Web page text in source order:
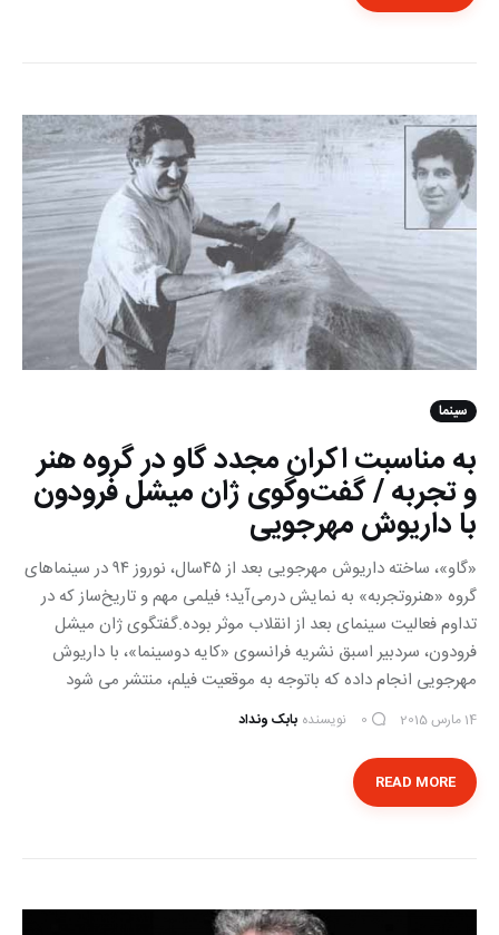
سینما
به مناسبت اکران مجدد گاو در گروه هنر
و تجربه / گفت‌وگوی ژان میشل فرودون
با داریوش مهرجویی
«گاو»، ساخته داریوش مهرجویی بعد از ۴۵سال، نوروز ٩٤ در سینماهای
گروه «هنروتجربه» به نمایش درمی‌آید؛ فیلمی مهم و تاریخ‌ساز که در
تداوم فعالیت سینمای بعد از انقلاب موثر بوده.گفتگوی ژان میشل
فرودون، سردبیر اسبق نشریه فرانسوی «کایه دوسینما»، با داریوش
مهرجویی انجام داده که باتوجه به موقعیت فیلم، منتشر می شود
14 مارس 2015 0 نویسنده بابک ونداد
READ MORE